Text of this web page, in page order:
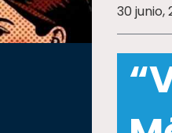
Oferta
educativa
30 junio,